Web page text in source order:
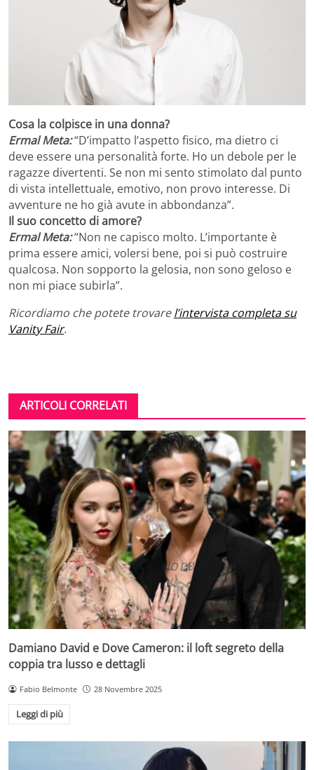
Cosa la colpisce in una donna?
Ermal Meta:“D’impatto l’aspetto fisico, ma dietro ci
deve essere una personalità forte. Ho un debole per le
ragazze divertenti. Se non mi sento stimolato dal punto
di vista intellettuale, emotivo, non provo interesse. Di
avventure ne ho già avute in abbondanza”.
Il suo concetto di amore?
Ermal Meta:“Non ne capisco molto. L’importante è
prima essere amici, volersi bene, poi si può costruire
qualcosa. Non sopporto la gelosia, non sono geloso e
non mi piace subirla”.
Ricordiamo che potete trovarel’intervista completa su
Vanity Fair.
ARTICOLI CORRELATI
Damiano David e Dove Cameron: il loft segreto della
coppia tra lusso e dettagli
Fabio Belmonte 28 Novembre 2025
Leggi di più